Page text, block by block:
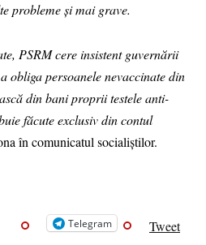
probleme și mai grave.
PSRM cere insistent guvernării
obliga persoanele nevaccinate din
din bani proprii testele anti-
făcute exclusiv din contul
în comunicatul socialiștilor.
Telegram Tweet